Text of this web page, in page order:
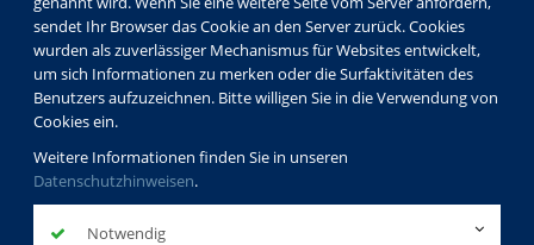
sendet Ihr Browser das Cookie an den Server zurück. Cookies
wurden als zuverlässiger Mechanismus für Websites entwickelt,
um sich Informationen zu merken oder die Surfaktivitäten des
Benutzers aufzuzeichnen. Bitte willigen Sie in die Verwendung von
Cookies ein.
Weitere Informationen finden Sie in unseren
Datenschutzhinweisen.
Notwendig
Aktuelles Genussvoll durch den Winter
Genussvoll
durch den